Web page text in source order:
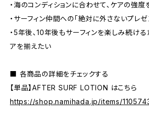
・海のコンディションに合わせて、ケアの強
・サーフィン仲間への「絶対に外さないプレゼ
・5年後、10年後もサーフィンを楽しみ続け
アを揃えたい
■ 各商品の詳細をチェックする
【単品】AFTER SURF LOTION はこちら
https://shop.namihada.jp/items/